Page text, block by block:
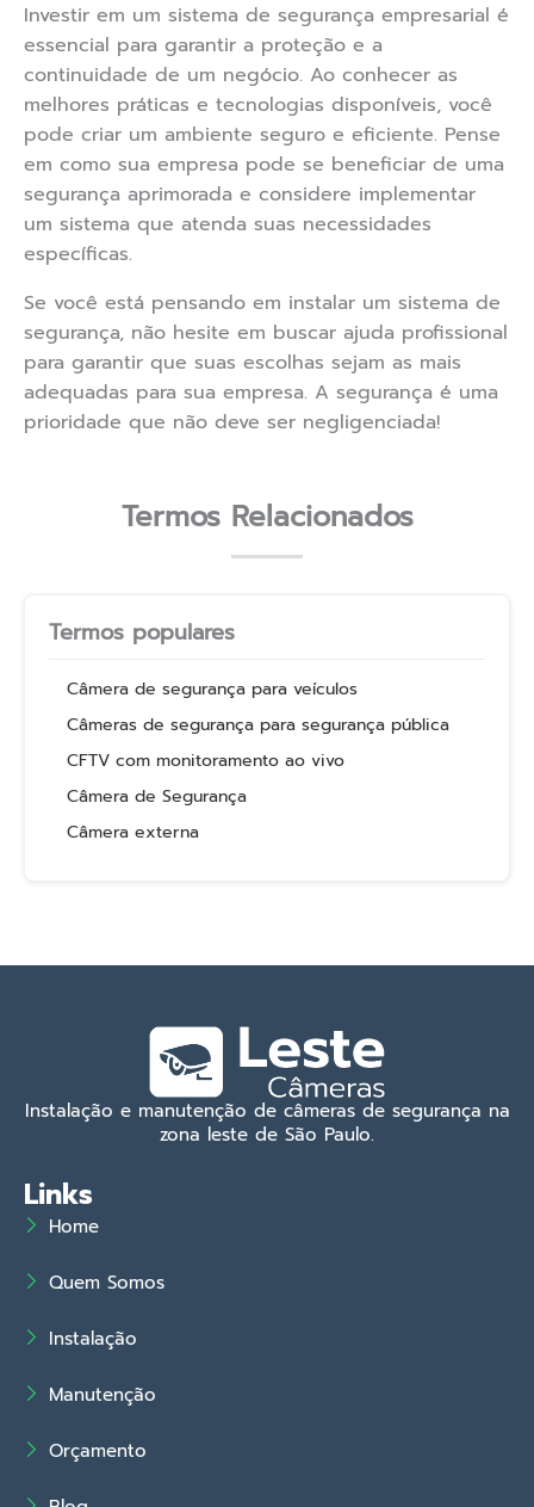
Investir em um sistema de segurança empresarial é
essencial para garantir a proteção e a
continuidade de um negócio. Ao conhecer as
melhores práticas e tecnologias disponíveis, você
pode criar um ambiente seguro e eficiente. Pense
em como sua empresa pode se beneficiar de uma
segurança aprimorada e considere implementar
um sistema que atenda suas necessidades
específicas.
Se você está pensando em instalar um sistema de
segurança, não hesite em buscar ajuda profissional
para garantir que suas escolhas sejam as mais
adequadas para sua empresa. A segurança é uma
prioridade que não deve ser negligenciada!
Termos Relacionados
Termos populares
Câmera de segurança para veículos
Câmeras de segurança para segurança pública
CFTV com monitoramento ao vivo
Câmera de Segurança
Câmera externa
Instalação e manutenção de câmeras de segurança na
zona leste de São Paulo.
Links
Home
Quem Somos
Instalação
Manutenção
Orçamento